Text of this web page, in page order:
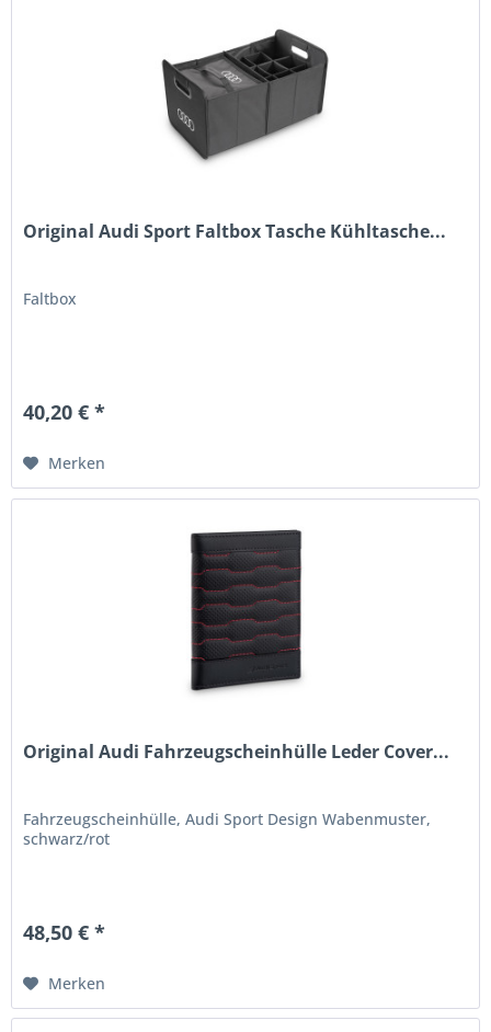
Original Audi Sport Faltbox Tasche Kühltasche...
Faltbox
40,20 € *
Merken
Original Audi Fahrzeugscheinhülle Leder Cover...
Fahrzeugscheinhülle, Audi Sport Design Wabenmuster,
schwarz/rot
48,50 € *
Merken